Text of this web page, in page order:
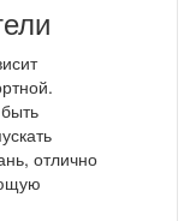
отлично